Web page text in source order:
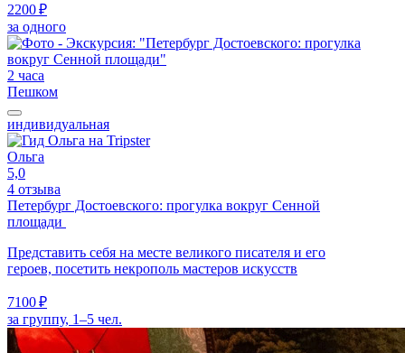
2200 ₽
за одного
2 часа
Пешком
индивидуальная
Ольга
5,0
4 отзыва
Петербург Достоевского: прогулка вокруг Сенной
площади
Представить себя на месте великого писателя и его
героев, посетить некрополь мастеров искусств
7100 ₽
за группу, 1–5 чел.